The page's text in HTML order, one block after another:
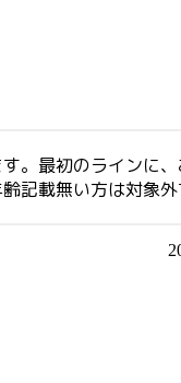
。最初のラインに
記載無い方は対象